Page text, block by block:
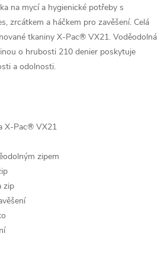
na mycí a hygienické potřeby s
zrcátkem a háčkem pro zavěšení. Celá
tkaniny X-Pac® VX21. Voděodolná
o hrubosti 210 denier poskytuje
a odolnosti.
X-Pac® VX21
zipem
zip